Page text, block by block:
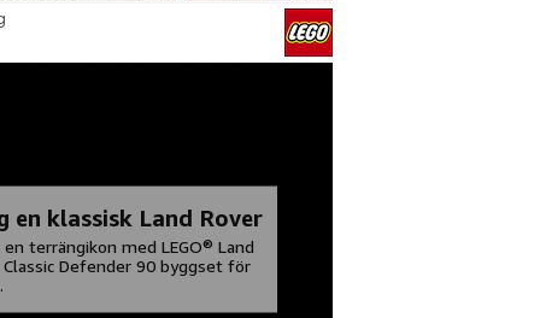
en klassisk Land Rover
en terrängikon med LEGO® Land
Classic Defender 90 byggset för